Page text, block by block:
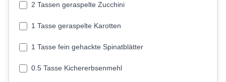
2 Tassen geraspelte Zucchini
1 Tasse geraspelte Karotten
1 Tasse fein gehackte Spinatblätter
0.5 Tasse Kichererbsenmehl